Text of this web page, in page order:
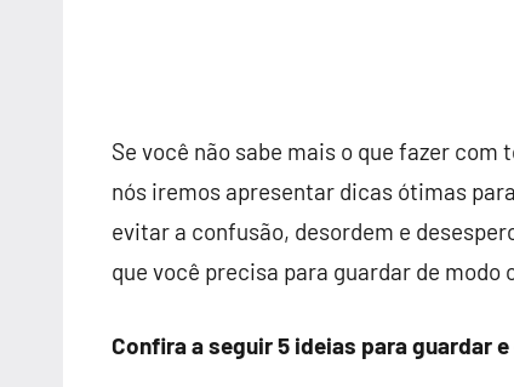
Se você não sabe mais o que fazer
nós iremos apresentar dicas ótimas
evitar a confusão, desordem e
que você precisa para guardar de modo
Confira a seguir 5 ideias para guardar